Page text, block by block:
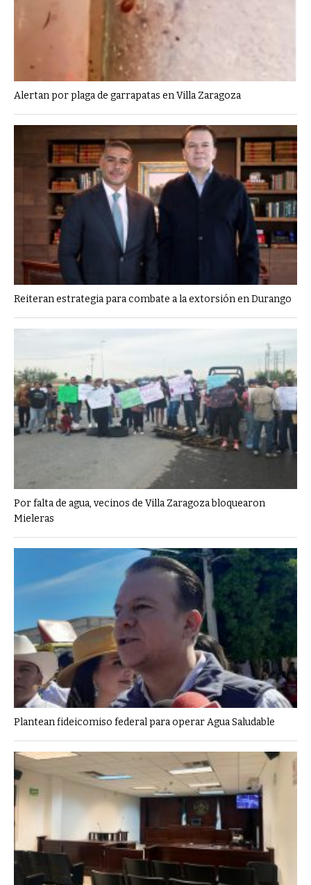
Alertan por plaga de garrapatas en Villa Zaragoza
Reiteran estrategia para combate a la extorsión en Durango
Por falta de agua, vecinos de Villa Zaragoza bloquearon
Mieleras
Plantean fideicomiso federal para operar Agua Saludable